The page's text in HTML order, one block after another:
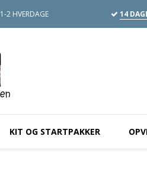
1-2 HVERDAGE 14
KIT OG STARTPAKKER